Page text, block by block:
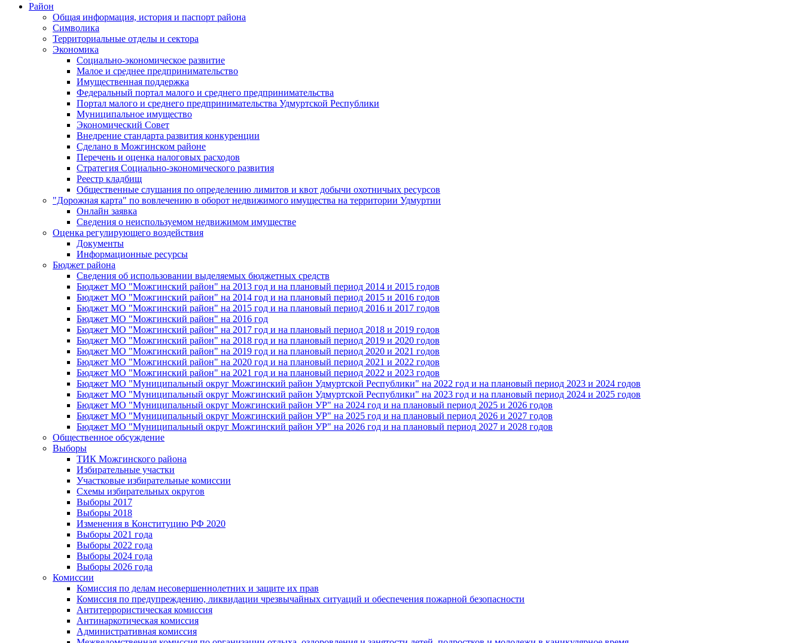
Район
Общая информация, история и паспорт района
Символика
Территориальные отделы и сектора
Экономика
Социально-экономическое развитие
Малое и среднее предпринимательство
Имущественная поддержка
Федеральный портал малого и среднего предпринимательства
Портал малого и среднего предпринимательства Удмуртской Республики
Муниципальное имущество
Экономический Совет
Внедрение стандарта развития конкуренции
Сделано в Можгинском районе
Перечень и оценка налоговых расходов
Стратегия Социально-экономического развития
Реестр кладбищ
Общественные слушания по определению лимитов и квот добычи охотничьих ресурсов
"Дорожная карта" по вовлечению в оборот недвижимого имущества на территории Удмуртии
Онлайн заявка
Сведения о неиспользуемом недвижимом имуществе
Оценка регулирующего воздействия
Документы
Информационные ресурсы
Бюджет района
Сведения об использовании выделяемых бюджетных средств
Бюджет МО "Можгинский район" на 2013 год и на плановый период 2014 и 2015 годов
Бюджет МО "Можгинский район" на 2014 год и на плановый период 2015 и 2016 годов
Бюджет МО "Можгинский район" на 2015 год и на плановый период 2016 и 2017 годов
Бюджет МО "Можгинский район" на 2016 год
Бюджет МО "Можгинский район" на 2017 год и на плановый период 2018 и 2019 годов
Бюджет МО "Можгинский район" на 2018 год и на плановый период 2019 и 2020 годов
Бюджет МО "Можгинский район" на 2019 год и на плановый период 2020 и 2021 годов
Бюджет МО "Можгинский район" на 2020 год и на плановый период 2021 и 2022 годов
Бюджет МО "Можгинский район" на 2021 год и на плановый период 2022 и 2023 годов
Бюджет МО "Муниципальный округ Можгинский район Удмуртской Республики" на 2022 год и на плановый период 2023 и 2024 годов
Бюджет МО "Муниципальный округ Можгинский район Удмуртской Республики" на 2023 год и на плановый период 2024 и 2025 годов
Бюджет МО "Муниципальный округ Можгинский район УР" на 2024 год и на плановый период 2025 и 2026 годов
Бюджет МО "Муниципальный округ Можгинский район УР" на 2025 год и на плановый период 2026 и 2027 годов
Бюджет МО "Муниципальный округ Можгинский район УР" на 2026 год и на плановый период 2027 и 2028 годов
Общественное обсуждение
Выборы
ТИК Можгинского района
Избирательные участки
Участковые избирательные комиссии
Схемы избирательных округов
Выборы 2017
Выборы 2018
Изменения в Конституцию РФ 2020
Выборы 2021 года
Выборы 2022 года
Выборы 2024 года
Выборы 2026 года
Комиссии
Комиссия по делам несовершеннолетних и защите их прав
Комиссия по предупреждению, ликвидации чрезвычайных ситуаций и обеспечения пожарной безопасности
Антитеррористическая комиссия
Антинаркотическая комиссия
Административная комиссия